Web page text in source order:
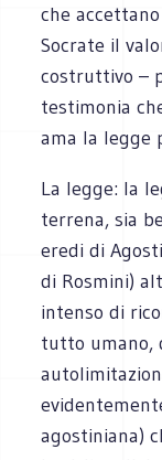
che
Socrate il
costruttivo –
testimonia
ama la legge
La legge: la
terrena, sia
eredi di
di Rosmini)
intenso di
tutto umano,
agostiniana)